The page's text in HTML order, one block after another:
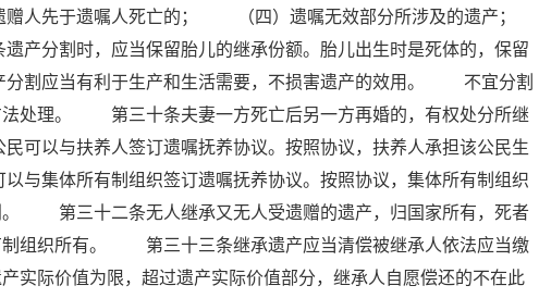
人先于遗嘱人死亡的； （四）遗嘱无效部分所涉及的遗产；
割时，应当保留胎儿的继承份额。胎儿出生时是死体的，保留
割应当有利于生产和生活需要，不损害遗产的效用。 不宜分割
法处理。 第三十条夫妻一方死亡后另一方再婚的，有权处分所继
以与扶养人签订遗嘱抚养协议。按照协议，扶养人承担该公民生
集体所有制组织签订遗嘱抚养协议。按照协议，集体所有制组织
。 第三十二条无人继承又无人受遗赠的遗产，归国家所有，死者
制组织所有。 第三十三条继承遗产应当清偿被继承人依法应当缴
实际价值为限，超过遗产实际价值部分，继承人自愿偿还的不在此